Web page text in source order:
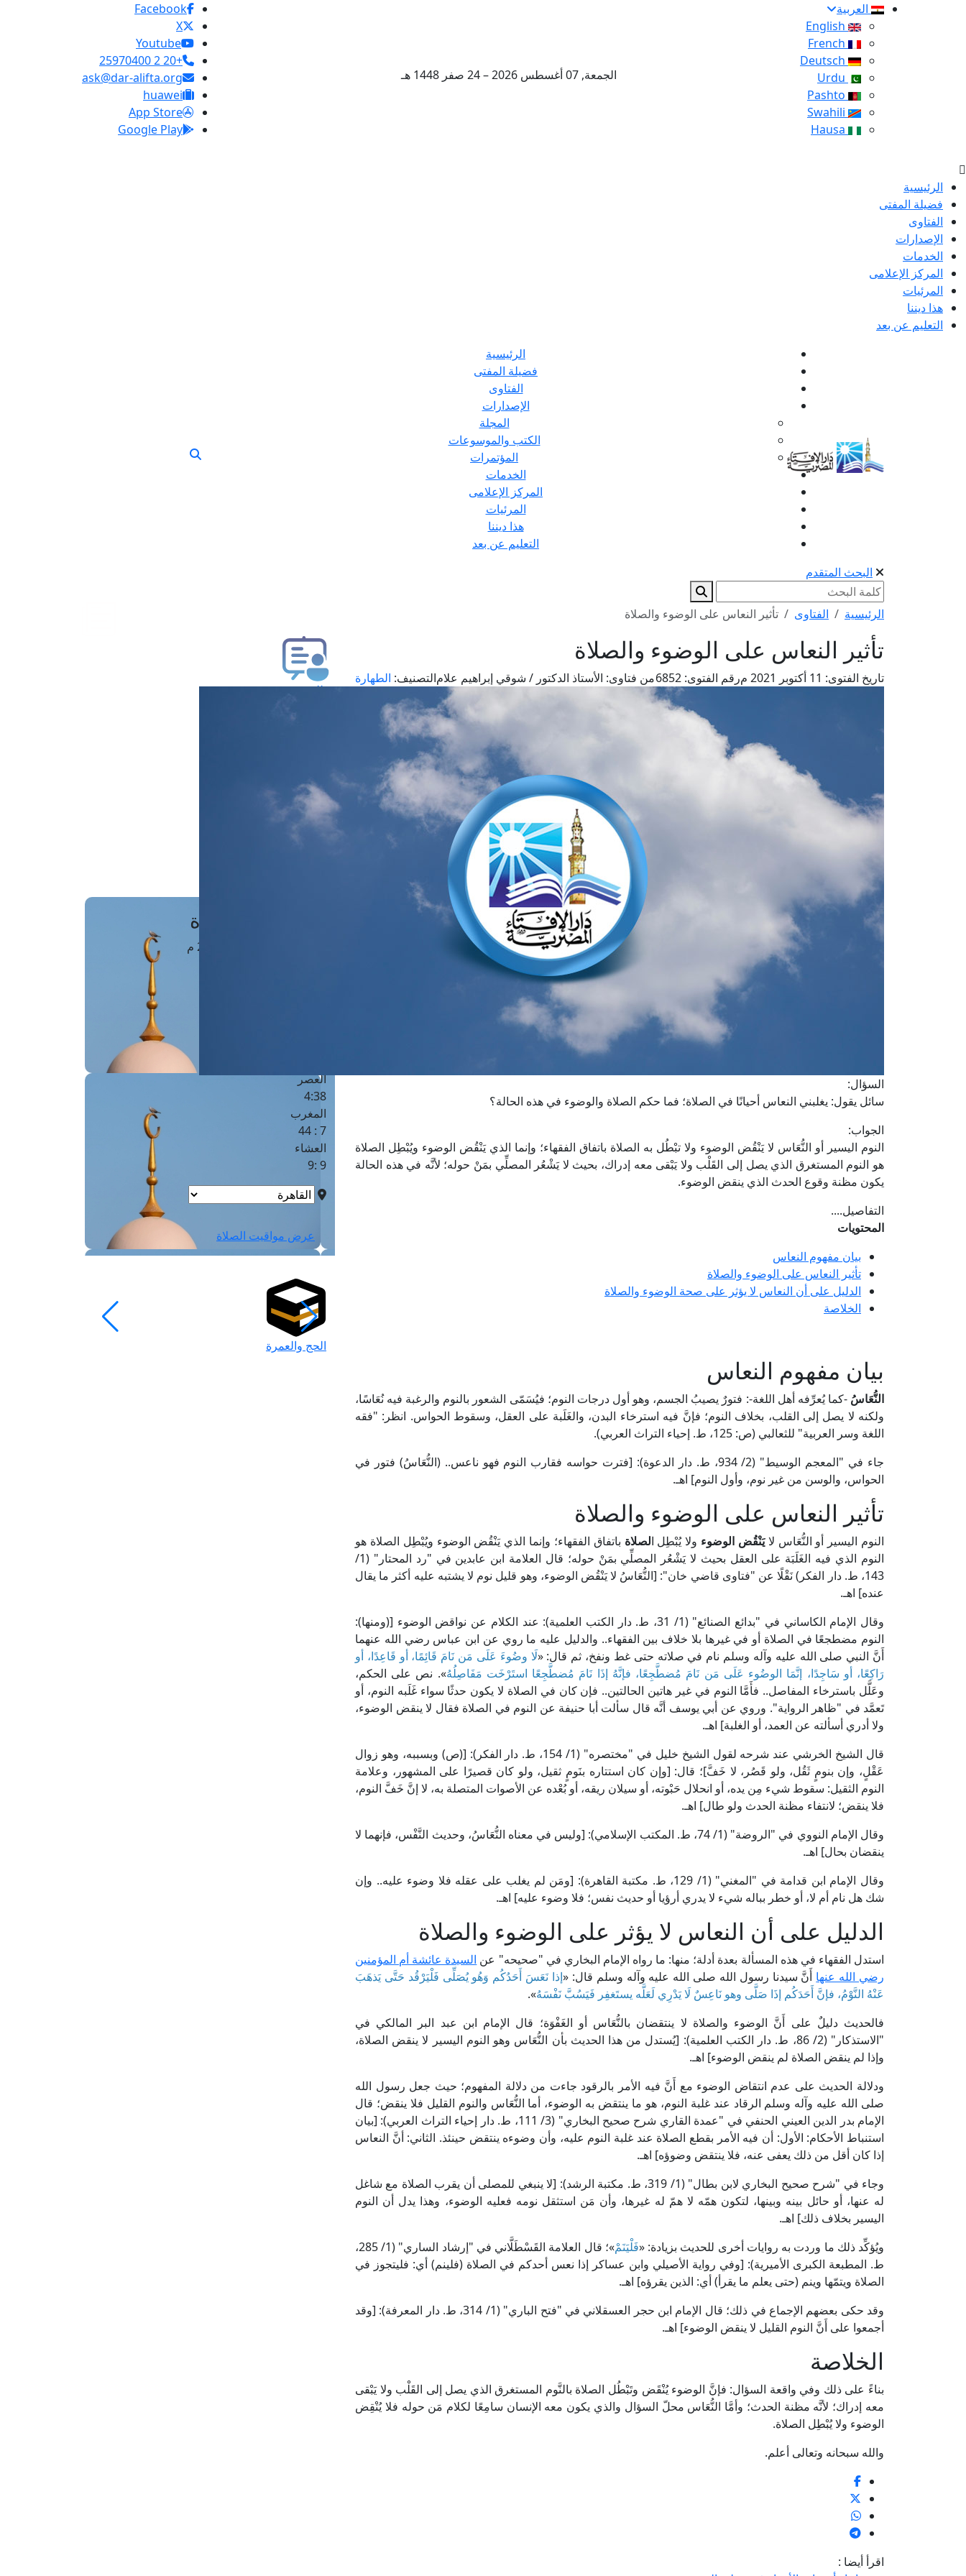
العربية
الجمعة, 07 أغسطس 2026 – 24 صفر 1448 هـ
Facebook
X
Youtube
+20 2 25970400
ask@dar-alifta.org
huawei
App Store
Google Play
الرئيسية
فضيلة المفتى
الفتاوى
الإصدارات
الخدمات
المركز الإعلامى
المرئيات
هذا ديننا
التعليم عن بعد
الرئيسية
فضيلة المفتى
الفتاوى
الإصدارات
المجلة
الكتب والموسوعات
المؤتمرات
الخدمات
المركز الإعلامى
المرئيات
هذا ديننا
التعليم عن بعد
البحث المتقدم
الرئيسية الفتاوى تأثير النعاس على الوضوء والصلاة
تأثير النعاس على الوضوء والصلاة
تاريخ الفتوى: رقم الفتوى: 6852 من فتاوى: الأستاذ الدكتور / شوقي إبراهيم علامالتصنيف: الطهارة
السؤال:
سائل يقول: يغلبني النعاس أحيانًا في الصلاة؛ فما حكم الصلاة والوضوء في هذه الحالة؟
الجواب:
النوم اليسير أو النُّعَاس لا يَنْقُض الوضوء ولا تبْطُل به الصلاة باتفاق الفقهاء؛ وإنما الذي يَنْقُض الوضوء ويُبْطِل الصلاة
هو النوم المستغرق الذي يصل إلى القَلْب ولا يَبْقى معه إدراك، بحيث لا يَشْعُر المصلِّي بمَنْ حوله؛ لأنَّه في هذه الحالة
يكون مظنة وقوع الحدث الذي ينقض الوضوء.
التفاصيل....
المحتويات
بيان مفهوم النعاس
تأثير النعاس على الوضوء والصلاة
الدليل على أن النعاس لا يؤثر على صحة الوضوء والصلاة
الخلاصة
بيان مفهوم النعاس
النُّعَاسُ -كما يُعرِّفه أهل اللغة-: فتورٌ يصيبُ الجسم، وهو أول درجات النوم؛ فيُسَمّى الشعور بالنوم والرغبة فيه نُعَاسًا،
ولكنه لا يصل إلى القلب، بخلاف النوم؛ فإنَّ فيه استرخاء البدن، والغَلَبة على العقل، وسقوط الحواس. انظر: "فقه
اللغة وسر العربية" للثعالبي (ص: 125، ط. إحياء التراث العربي).
جاء في "المعجم الوسيط" (2/ 934، ط. دار الدعوة): [فترت حواسه فقارب النوم فهو ناعس.. (النُّعَاسُ) فتور في
الحواس، والوسن من غير نوم، وأول النوم] اهـ.
تأثير النعاس على الوضوء والصلاة
النوم اليسير أو النُّعَاس لايَنْقُض الوضوء ولا يُبْطِل الصلاة باتفاق الفقهاء؛ وإنما الذي يَنْقُض الوضوء ويُبْطِل الصلاة هو
النوم الذي فيه الغَلَبَة على العقل بحيث لا يَشْعُر المصلِّي بمَنْ حوله؛ قال العلامة ابن عابدين في "رد المحتار" (1/
143، ط. دار الفكر) نَقْلًا عن "فتاوى قاضي خان": [النُّعَاسُ لا يَنْقُض الوضوء، وهو قليل نوم لا يشتبه عليه أكثر ما يقال
عنده] اهـ.
وقال الإمام الكاساني في "بدائع الصنائع" (1/ 31، ط. دار الكتب العلمية): عند الكلام عن نواقض الوضوء [(ومنها):
النوم مضطجعًا في الصلاة أو في غيرها بلا خلاف بين الفقهاء.. والدليل عليه ما روي عن ابن عباس رضي الله عنهما
أَنَّ النبي صلى الله عليه وآله وسلم نام في صلاته حتى غط ونفخ، ثم قال: «لَا وضُوءَ عَلَى مَن نَامَ قَائِمًا، أو قَاعِدًا، أو
رَاكِعًا، أو سَاجِدًا، إنَّمَا الوضُوء عَلَى مَن نَامَ مُضطَّجِعًا، فإنَّهُ إذَا نَامَ مُضطَّجِعًا استَرْخَت مَفَاصِلُهُ». نص على الحكم،
وعَلَّل باسترخاء المفاصل.. فأَمَّا النوم في غير هاتين الحالتين.. فإن كان في الصلاة لا يكون حدثًا سواء غَلَبه النوم، أو
تَعمَّد في "ظاهر الرواية". وروي عن أبي يوسف أنَّه قال سألت أبا حنيفة عن النوم في الصلاة فقال لا ينقض الوضوء،
ولا أدري أسألته عن العمد، أو الغلبة] اهـ.
قال الشيخ الخرشي عند شرحه لقول الشيخ خليل في "مختصره" (1/ 154، ط. دار الفكر): [(ص) وبسببه، وهو زوال
عَقْلٍ، وإن بنومٍ ثَقُل، ولو قَصُر، لا خَفَّ]؛ قال: [وإن كان استتاره بنَومٍ ثقيل، ولو كان قصيرًا على المشهور، وعلامة
النوم الثقيل: سقوط شيء مِن يده، أو انحلال حَبْوته، أو سيلان ريقه، أو بُعْده عن الأصوات المتصلة به، لا إنَّ خَفَّ النوم،
فلا ينقض؛ لانتفاء مظنة الحدث ولو طال] اهـ.
وقال الإمام النووي في "الروضة" (1/ 74، ط. المكتب الإسلامي): [وليس في معناه النُّعَاسُ، وحديث النَّفْس، فإنهما لا
ينقضان بحال] اهـ.
وقال الإمام ابن قدامة في "المغني" (1/ 129، ط. مكتبة القاهرة): [ومَن لم يغلب على عقله فلا وضوء عليه.. وإن
شك هل نام أم لا، أو خطر بباله شيء لا يدري أرؤيا أو حديث نفس؛ فلا وضوء عليه] اهـ.
الدليل على أن النعاس لا يؤثر على الوضوء والصلاة
استدل الفقهاء في هذه المسألة بعدة أدلة؛ منها: ما رواه الإمام البخاري في "صحيحه" عن السيدة عائشة أم المؤمنين
رضي الله عنها أَنَّ سيدنا رسول الله صلى الله عليه وآله وسلم قال: «إذا نَعَسَ أَحَدُكُم وَهُو يُصَلِّى فَلْيَرْقُد حَتَّى يَذهَبَ
عَنْهُ النَّوْمُ، فإنَّ أَحَدَكُم إذَا صَلَّى وهو نَاعِسٌ لَا يَدْرِي لَعَلَّه يستَغفِر فَيَسُبَّ نَفْسَهُ».
فالحديث دليلٌ على أَنَّ الوضوء والصلاة لا ينتقضان بالنُّعَاس أو الغَفْوَة؛ قال الإمام ابن عبد البر المالكي في
"الاستذكار" (2/ 86، ط. دار الكتب العلمية): [يُستدل من هذا الحديث بأن النُّعَاس وهو النوم اليسير لا ينقض الصلاة،
وإذا لم ينقض الصلاة لم ينقض الوضوء] اهـ.
ودلالة الحديث على عدم انتقاض الوضوء مع أَنَّ فيه الأمر بالرقود جاءت من دلالة المفهوم؛ حيث جعل رسول الله
صلى الله عليه وآله وسلم الرقاد عند غلبة النوم، هو ما ينتقض به الوضوء، أما النُّعَاس والنوم القليل فلا ينقض؛ قال
الإمام بدر الدين العيني الحنفي في "عمدة القاري شرح صحيح البخاري" (3/ 111، ط. دار إحياء التراث العربي): [بيان
استنباط الأحكام: الأول: أن فيه الأمر بقطع الصلاة عند غلبة النوم عليه، وأن وضوءه ينتقض حينئذ. الثاني: أنَّ النعاس
إذا كان أقل من ذلك يعفى عنه، فلا ينتقض وضوؤه] اهـ.
وجاء في "شرح صحيح البخاري لابن بطال" (1/ 319، ط. مكتبة الرشد): [لا ينبغي للمصلى أن يقرب الصلاة مع شاغل
له عنها، أو حائل بينه وبينها، لتكون همّه لا همّ له غيرها، وأن مَن استثقل نومه فعليه الوضوء، وهذا يدل أن النوم
اليسير بخلاف ذلك] اهـ.
ويُؤكِّد ذلك ما وردت به روايات أخرى للحديث بزيادة: «فَلْيَنَمْ
»؛ قال العلامة القَسْطَلَّاني في "إرشاد الساري" (1/ 285،
ط. المطبعة الكبرى الأميرية): [وفي رواية الأصيلي وابن عساكر إذا نعس أحدكم في الصلاة (فلينم) أي: فليتجوز في
الصلاة ويتمّها وينم (حتى يعلم ما يقرأ) أي: الذين يقرؤه] اهـ.
وقد حكى بعضهم الإجماع في ذلك؛ قال الإمام ابن حجر العسقلاني في "فتح الباري" (1/ 314، ط. دار المعرفة): [وقد
أجمعوا على أَنَّ النوم القليل لا ينقض الوضوء] اهـ.
الخلاصة
بناءً على ذلك وفي واقعة السؤال: فإنَّ الوضوء يُنْقَض وتَبْطُل الصلاة بالنَّوم المستغرق الذي يصل إلى القَلْب ولا يَبْقى
معه إدراك؛ لأنَّه مظنة الحدث؛ وأمَّا النُّعَاس محلّ السؤال والذي يكون معه الإنسان سامِعًا لكلام مَن حوله فلا يُنْقِض
الوضوء ولا يُبْطِل الصلاة.
والله سبحانه وتعالى أعلم.
اقرأ أيضا :
طلب فتوى
حجز موعد
مَواقِيتُ الصَّـــلاة
العصر
4:38
المغرب
7 : 44
العشاء
9 :9
عرض مواقيت الصلاة
الحج والعمرة